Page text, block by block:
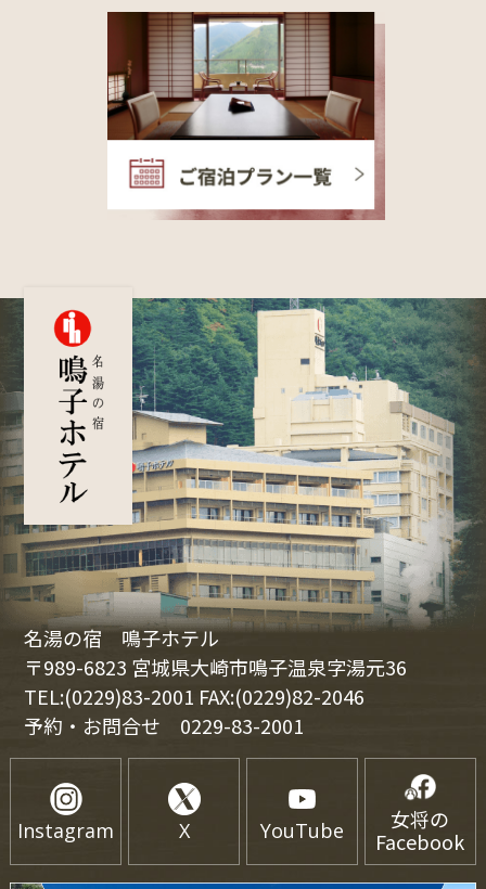
名湯の宿 鳴子ホテル
〒989-6823 宮城県大崎市鳴子温泉字湯元36
TEL:(0229)83-2001 FAX:(0229)82-2046
予約・お問合せ 0229-83-2001
Instagram X YouTube
女将の
Facebook